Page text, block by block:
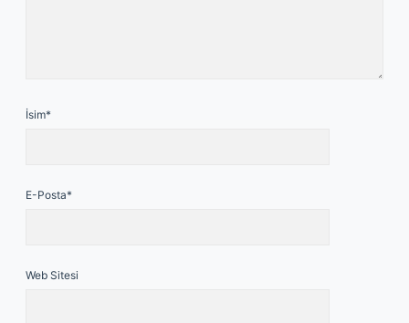
İsim*
E-Posta*
Web Sitesi